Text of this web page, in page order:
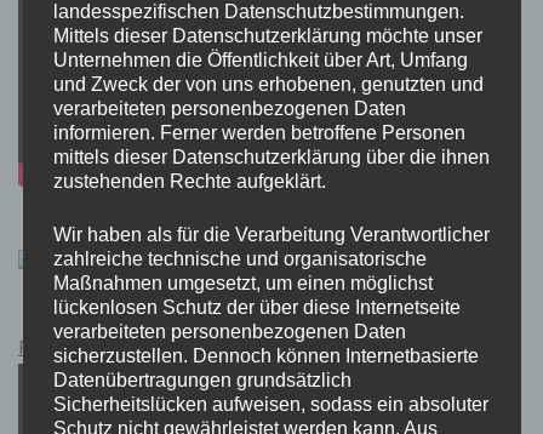
Pokémon Schwert und Schild Kauflink.>LINK<
landesspezifischen Datenschutzbestimmungen.
Mittels dieser Datenschutzerklärung möchte unser
Unternehmen die Öffentlichkeit über Art, Umfang
und Zweck der von uns erhobenen, genutzten und
verarbeiteten personenbezogenen Daten
informieren. Ferner werden betroffene Personen
mittels dieser Datenschutzerklärung über die ihnen
zustehenden Rechte aufgeklärt.
Wir haben als für die Verarbeitung Verantwortlicher
zahlreiche technische und organisatorische
Maßnahmen umgesetzt, um einen möglichst
lückenlosen Schutz der über diese Internetseite
verarbeiteten personenbezogenen Daten
sicherzustellen. Dennoch können Internetbasierte
Datenübertragungen grundsätzlich
Sicherheitslücken aufweisen, sodass ein absoluter
Schutz nicht gewährleistet werden kann. Aus